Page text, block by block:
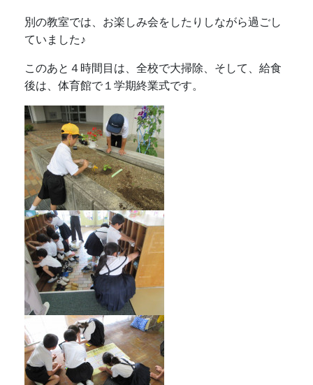
別の教室では、お楽しみ会をしたりしながら過ごし
ていました♪
このあと４時間目は、全校で大掃除、そして、給食
後は、体育館で１学期終業式です。